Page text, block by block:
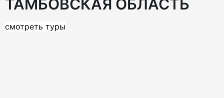
ТАМБОВСКАЯ ОБЛАСТЬ
смотреть туры